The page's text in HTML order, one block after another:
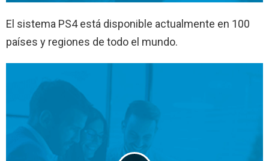
El sistema PS4 está disponible actualmente en 100
países y regiones de todo el mundo.